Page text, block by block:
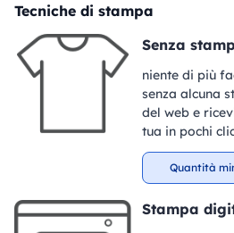
Tecniche di stampa
Senza
niente di più
senza alcuna
del web e
tua in pochi
Quantità
Stampa